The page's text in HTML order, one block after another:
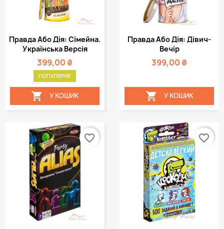
Правда Або Дія: Сімейна.
Українська Версія
399,00 ₴
ПОПУЛЯРНЕ
 У КОШИК
Правда Або Дія: Дівич-
Вечір
399,00 ₴
 У КОШИК
favorite_border favorite_border